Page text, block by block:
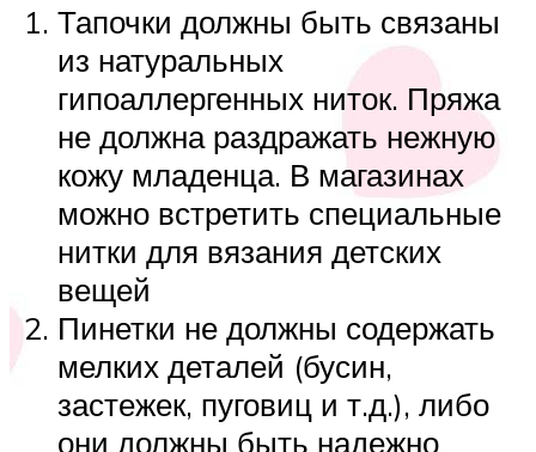
Тапочки должны быть связаны
из натуральных
гипоаллергенных ниток. Пряжа
не должна раздражать нежную
кожу младенца. В магазинах
можно встретить специальные
нитки для вязания детских
вещей
Пинетки не должны содержать
мелких деталей (бусин,
застежек, пуговиц и т.д.), либо
они должны быть надежно